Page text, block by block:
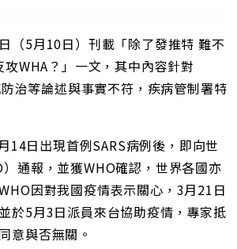
短
網
址
頁
5月10日）刊載「除了發推特 難不
攻WHA？」一文，其中內容針對
治等論述與事實不符，疾病管制署特
日出現首例SARS病例後，即向世
通報，並獲WHO確認，世界各國亦
因對我國疫情表示關心，3月21日
於5月3日派員來台協助疫情，專家抵
意與否無關。